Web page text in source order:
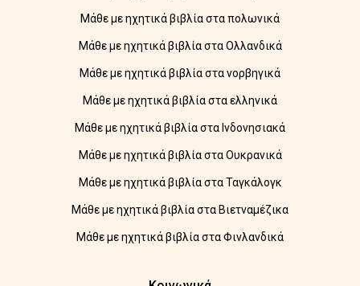
Μάθε με ηχητικά βιβλία στα πολωνικά
Μάθε με ηχητικά βιβλία στα Ολλανδικά
Μάθε με ηχητικά βιβλία στα νορβηγικά
Μάθε με ηχητικά βιβλία στα ελληνικά
Μάθε με ηχητικά βιβλία στα Ινδονησιακά
Μάθε με ηχητικά βιβλία στα Ουκρανικά
Μάθε με ηχητικά βιβλία στα Ταγκάλογκ
Μάθε με ηχητικά βιβλία στα Βιετναμέζικα
Μάθε με ηχητικά βιβλία στα Φινλανδικά